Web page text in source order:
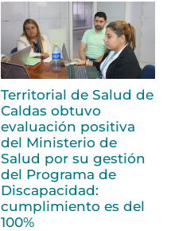
Territorial de Salud de
Caldas obtuvo
evaluación positiva
del Ministerio de
Salud por su gestión
del Programa de
Discapacidad:
cumplimiento es del
100%